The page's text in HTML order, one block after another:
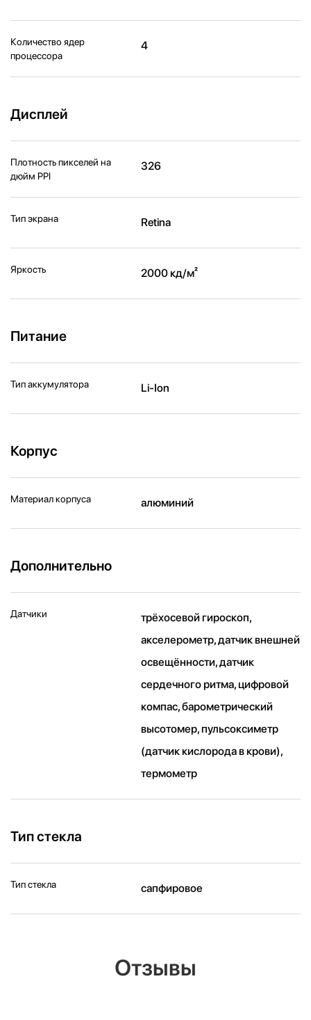
Количество ядер
процессора
4
Дисплей
Плотность пикселей на
дюйм PPI
326
Тип экрана Retina
Яркость 2000 кд/ м²
Питание
Тип аккумулятора Li-Ion
Корпус
Материал корпуса алюминий
Дополнительно
Датчики
трёхосевой гироскоп,
акселерометр, датчик внешней
освещённости, датчик
сердечного ритма, цифровой
компас, барометрический
высотомер, пульсоксиметр
(датчик кислорода в крови),
термометр
Тип стекла
Тип стекла сапфировое
Отзывы